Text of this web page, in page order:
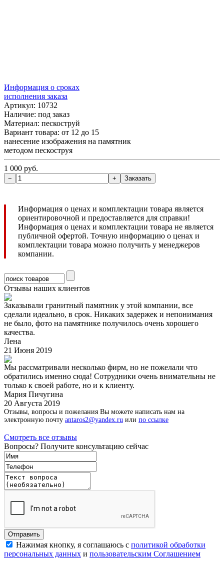
Информация о сроках
исполнения заказа
Артикул: 10732
Наличие: под заказ
Материал: пескоструй
Вариант товара: от 12 до 15
нанесение изображения на памятник
методом пескоструя
1 000 руб.
Информация о ценах и комплектации товара является
ориентировочной и предоставляется для справки!
Информация о ценах и комплектации товара не является
публичной офертой. Точную информацию о ценах и
комплектации товара можно получить у менеджеров
компании.
Отзывы наших клиентов
Заказывали гранитный памятник у этой компании, все
сделали идеально, в срок. Никаких задержек и непонимания
не было, фото на памятнике получилось очень хорошего
качества.
Лена
21 Июня 2019
Мы рассматривали несколько фирм, но не пожелали что
обратились именно сюда! Сотрудники очень внимательны не
только к своей работе, но и к клиенту.
Мария Пичугина
20 Августа 2019
Отзывы, вопросы и пожелания Вы можете написать нам на
электронную почту antaros2@yandex.ru или по ссылке
Смотреть все отзывы
Вопросы? Получите консультацию сейчас
Нажимая кнопку, я соглашаюсь с политикой обработки
персональных данных и пользовательским Соглашением